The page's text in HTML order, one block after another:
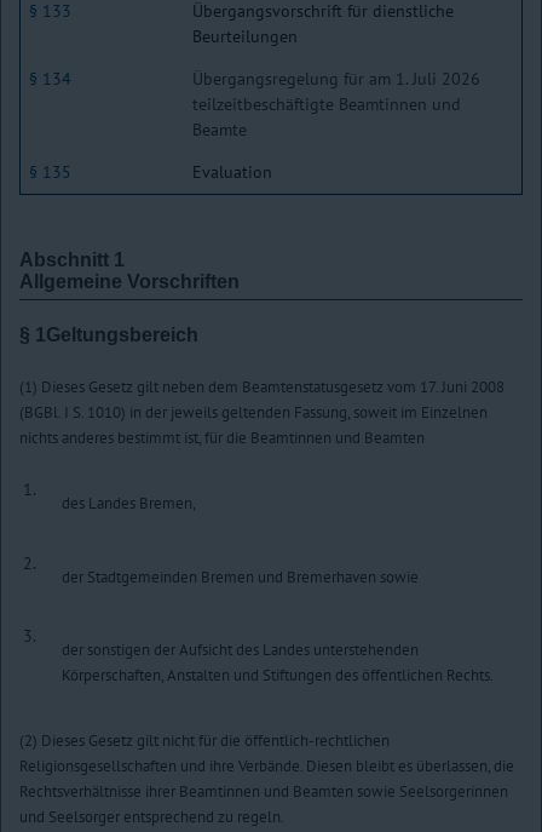
§ 133
Übergangsvorschrift für dienstliche
Beurteilungen
§ 134
Übergangsregelung für am 1. Juli 2026
teilzeitbeschäftigte Beamtinnen und
Beamte
§ 135
Evaluation
Abschnitt 1
Allgemeine Vorschriften
§ 1Geltungsbereich
(1) Dieses Gesetz gilt neben dem Beamtenstatusgesetz vom 17. Juni 2008
(BGBl. I S. 1010) in der jeweils geltenden Fassung, soweit im Einzelnen
nichts anderes bestimmt ist, für die Beamtinnen und Beamten
1.
des Landes Bremen,
2.
der Stadtgemeinden Bremen und Bremerhaven sowie
3.
der sonstigen der Aufsicht des Landes unterstehenden
Körperschaften, Anstalten und Stiftungen des öffentlichen Rechts.
(2) Dieses Gesetz gilt nicht für die öffentlich-rechtlichen
Religionsgesellschaften und ihre Verbände. Diesen bleibt es überlassen, die
Rechtsverhältnisse ihrer Beamtinnen und Beamten sowie Seelsorgerinnen
und Seelsorger entsprechend zu regeln.